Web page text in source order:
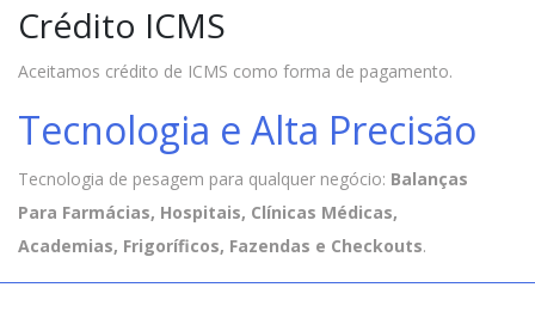
Crédito ICMS
Aceitamos crédito de ICMS como forma de pagamento.
Tecnologia e Alta Precisão
Tecnologia de pesagem para qualquer negócio: Balanças
Para Farmácias, Hospitais, Clínicas Médicas,
Academias, Frigoríficos, Fazendas e Checkouts.